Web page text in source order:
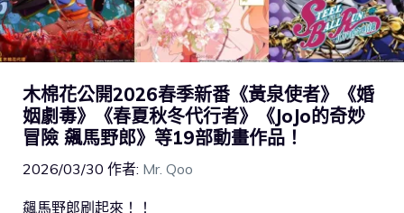
木棉花公開2026春季新番《黃泉使者》《婚
姻劇毒》《春夏秋冬代行者》《JoJo的奇妙
冒險 飆馬野郎》等19部動畫作品！
2026/03/30 作者: Mr. Qoo
飆馬野郎刷起來！！